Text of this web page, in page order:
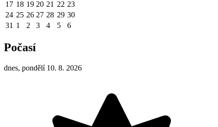
17 18 19 20 21 22 23
24 25 26 27 28 29 30
31 1 2 3 4 5 6
Počasí
dnes, pondělí 10. 8. 2026